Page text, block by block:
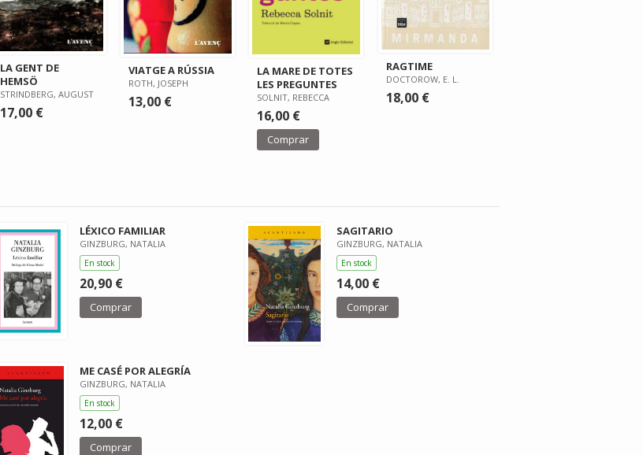
LA GENT DE
HEMSÖ
STRINDBERG, AUGUST
17,00 €
VIATGE A RÚSSIA
ROTH, JOSEPH
13,00 €
LA MARE DE TOTES
LES PREGUNTES
SOLNIT, REBECCA
16,00 €
Comprar
RAGTIME
DOCTOROW, E. L.
18,00 €
LÉXICO FAMILIAR
GINZBURG, NATALIA
En stock
20,90 €
Comprar
SAGITARIO
GINZBURG, NATALIA
En stock
14,00 €
Comprar
ME CASÉ POR ALEGRÍA
GINZBURG, NATALIA
En stock
12,00 €
Comprar